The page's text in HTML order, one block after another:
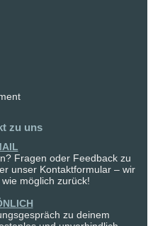
zu uns
Fragen oder Feedback zu
unser Kontaktformular – wir
möglich zurück!
zu deinem